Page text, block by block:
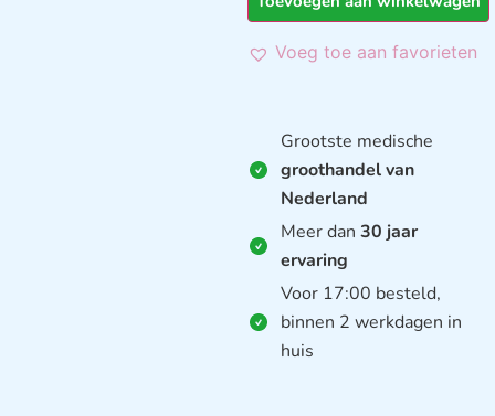
Voeg toe aan favorieten
Grootste medische
groothandel van
Nederland
Meer dan 30 jaar
ervaring
Voor 17:00 besteld,
binnen 2 werkdagen in
huis